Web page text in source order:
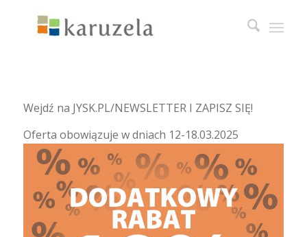
Wejdź na JYSK.PL/NEWSLETTER I ZAPISZ SIĘ!
Oferta obowiązuje w dniach 12-18.03.2025